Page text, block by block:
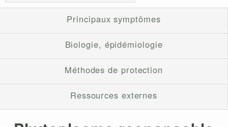
Principaux symptômes
Biologie, épidémiologie
Méthodes de protection
Ressources externes